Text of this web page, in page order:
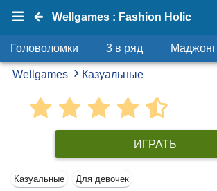
Wellgames : Fashion Holic
Головоломки 3 в ряд Маджонг
Wellgames Казуальные
ИГРАТЬ
Казуальные Для девочек